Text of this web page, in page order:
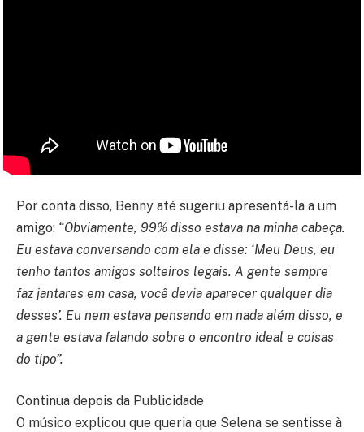
Por conta disso, Benny até sugeriu apresentá-la a um
amigo: “Obviamente, 99% disso estava na minha cabeça.
Eu estava conversando com ela e disse: ‘Meu Deus, eu
tenho tantos amigos solteiros legais. A gente sempre
faz jantares em casa, você devia aparecer qualquer dia
desses’. Eu nem estava pensando em nada além disso, e
a gente estava falando sobre o encontro ideal e coisas
do tipo”.
Continua depois da Publicidade
O músico explicou que queria que Selena se sentisse à